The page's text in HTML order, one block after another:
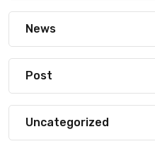
News
Post
Uncategorized